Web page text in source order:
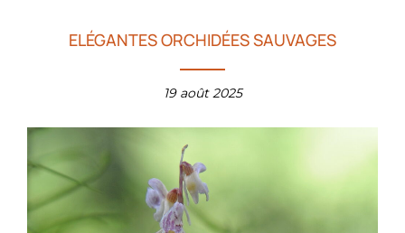
ELÉGANTES ORCHIDÉES SAUVAGES
19 août 2025